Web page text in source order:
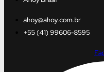
ahoy@ahoy.com.br
+55 (41) 99606-8595